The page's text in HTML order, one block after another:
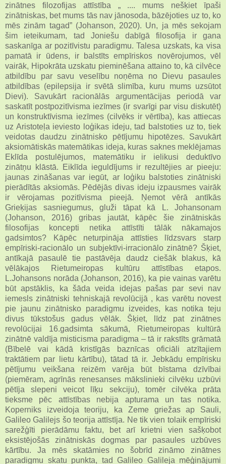
zinātnes filozofijas attīstība „ .... mums nešķiet īpaši
zinātniskas, bet mums tās nav jānosoda, bāzējoties uz to, ko
mēs zinām tagad” (Johanson, 2020). Un, ja mēs sekojam
šim ieteikumam, tad Joniešu dabīgā filosofija ir gana
saskanīga ar pozitīvistu paradigmu. Talesa uzskats, ka visa
pamatā ir ūdens, ir balstīts empīriskos novērojumos, vēl
vairāk, Hipokrāta uzskatu pieminēšana attaino to, kā cilvēce
atbildību par savu veselību noņēma no Dievu pasaules
atbildības (epilepsija ir svētā slimība, kuru mums uzsūtot
Dievi). Savukārt racionālās argumentācijas periodā var
saskatīt postpozitīvisma iezīmes (ir svarīgi par visu diskutēt)
un konstruktīvisma iezīmes (cilvēks ir vērtība), kas attiecas
uz Aristoteļa ieviesto loģikas ideju, tad balstoties uz to, tiek
veidotas daudzu zinātnisko pētījumu hipotēzes. Savukārt
aksiomātiskās matemātikas ideja, kuras saknes meklējamas
Eklīda postulējumos, matemātiku ir ielikusi deduktīvo
zinātņu klāstā. Eiklīda ieguldījums ir rezultējies ar pieeju:
jaunas zināšanas var iegūt, ar loģiku balstoties zinātniski
pierādītās aksiomās. Pēdējās divas ideju izpausmes vairāk
ir vērojamas pozitīvisma pieejā. Ņemot vērā antīkās
Grieķijas sasniegumus, gluži tāpat kā L. Johansonam
(Johanson, 2016) gribas jautāt, kāpēc šie zinātniskās
filosofijas koncepti netika attīstīti tālāk nākamajos
gadsimtos? Kāpēc neturpināja attīsties līdzsvars starp
empīriski-racionālo un subjektīvi-irracionālo zinātnē? Šķiet,
antīkajā pasaulē tie pastāvēja daudz ciešāk blakus, kā
vēlākajos Rietumeiropas kultūru attīstības etapos.
L.Johansons norāda (Johanson, 2016), ka pie vainas varētu
būt apstāklis, ka šāda veida idejas pašas par sevi nav
iemesls zinātniski tehniskajā revolūcijā , kas varētu novest
pie jaunu zinātnisko paradigmu izveides, kas notika teju
divus tūkstošus gadus vēlāk. Šķiet, līdz pat zinātnes
revolūcijai 16.gadsimta sākumā, Rietumeiropas kultūrā
zinātnē valdīja misticisma paradigma – tā ir rakstīts grāmatā
(Bībelē vai kādā kristīgās baznīcas oficiāli atzītajiem
traktātiem par lietu kārtību), tātad tā ir. Jebkādu empīrisku
pētījumu veikšana reizēm varēja būt bīstama dzīvībai
(piemēram, agrīnās renesanses mākslinieki cilvēku uzbūvi
pētīja slepeni veicot līķu sekciju), tomēr cilvēka prāta
tieksme pēc attīstības nebija apturama un tas notika.
Koperniks izveidoja teoriju, ka Zeme griežas ap Sauli,
Galileo Galilejs šo teorija attīstīja. Ne tik vien tolaik empīriski
sarežģīti pierādāmu faktu, bet arī krietni vien sašķobot
eksistējošās zinātniskās dogmas par pasaules uzbūves
kārtību. Ja mēs skatāmies no šobrīd zināmo zinātnes
paradigmu skatu punkta, tad Galileo Galileja mēģinājumi